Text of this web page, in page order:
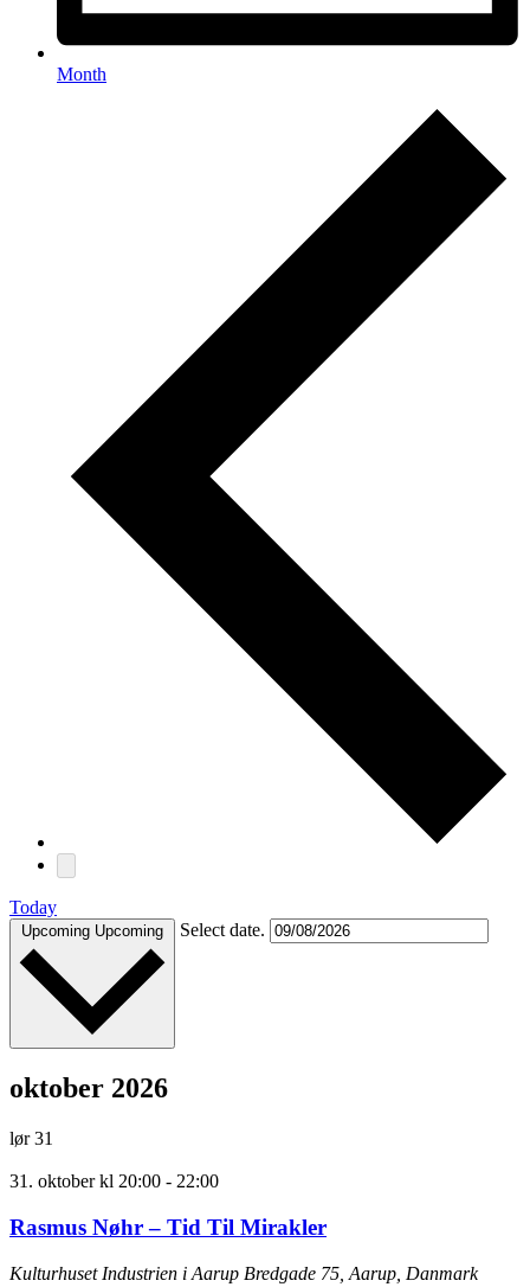
Month
Today
Upcoming Upcoming Select date.
oktober 2026
lør31
31. oktober kl 20:00 - 22:00
Rasmus Nøhr – Tid Til Mirakler
Kulturhuset Industrien i Aarup Bredgade 75, Aarup, Danmark